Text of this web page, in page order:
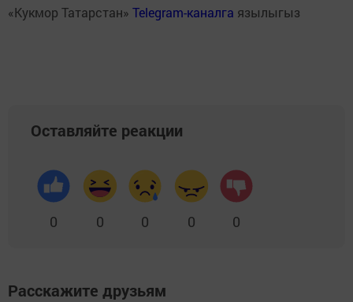
«Кукмор Татарстан» Telegram-каналга язылыгыз
Оставляйте реакции
0 0 0 0 0
Расскажите друзьям